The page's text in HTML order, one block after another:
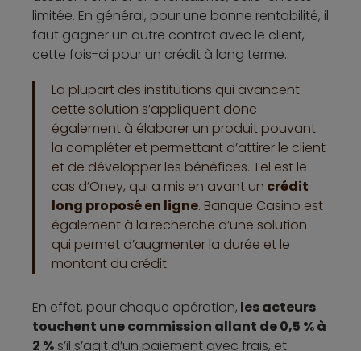
limitée. En général, pour une bonne rentabilité, il
faut gagner un autre contrat avec le client,
cette fois-ci pour un crédit à long terme.
La plupart des institutions qui avancent
cette solution s’appliquent donc
également à élaborer un produit pouvant
la compléter et permettant d’attirer le client
et de développer les bénéfices. Tel est le
cas d’Oney, qui a mis en avant un crédit
long proposé en ligne. Banque Casino est
également à la recherche d’une solution
qui permet d’augmenter la durée et le
montant du crédit.
En effet, pour chaque opération, les acteurs
touchent une commission allant de 0,5 % à
2 % s’il s’agit d’un paiement avec frais, et